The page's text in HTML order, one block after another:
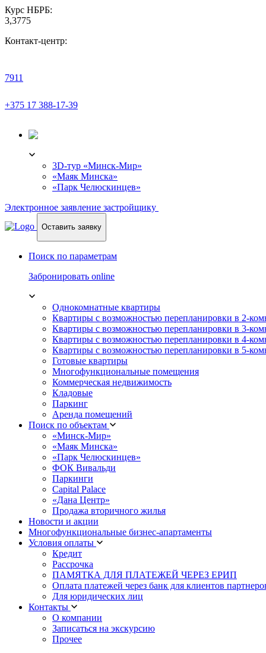
Курс НБРБ:
3,3775
Контакт-центр:
7911
+375 17 388-17-39
3D-тур «Минск-Мир»
«Маяк Минска»
«Парк Челюскинцев»
Электронное заявление застройщику
Оставить заявку
Поиск по параметрам
Забронировать online
Однокомнатные квартиры
Квартиры с возможностью перепланировки в 2-
Квартиры с возможностью перепланировки в 3-
Квартиры с возможностью перепланировки в 4-
Квартиры с возможностью перепланировки в 5-
Готовые квартиры
Многофункциональные помещения
Коммерческая недвижимость
Кладовые
Паркинг
Аренда помещений
Поиск по объектам
«Минск-Мир»
«Маяк Минска»
«Парк Челюскинцев»
ФОК Вивальди
Паркинги
Capital Palace
«Дана Центр»
Продажа вторичного жилья
Новости и акции
Многофункциональные бизнес-апартаменты
Условия оплаты
Кредит
Рассрочка
ПАМЯТКА ДЛЯ ПЛАТЕЖЕЙ ЧЕРЕЗ ЕРИП
Оплата платежей через банк для клиентов
Для юридических лиц
Контакты
О компании
Записаться на экскурсию
Прочее